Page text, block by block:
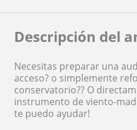
Descripción del
Necesitas preparar una
acceso? o simplemente
conservatorio?? O
instrumento de viento-
te puedo ayudar!